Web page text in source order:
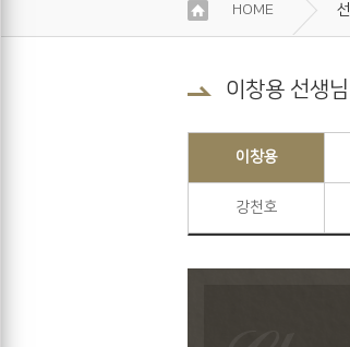
수강후기
약
HOME
이창용 선생님
이창용
강천호